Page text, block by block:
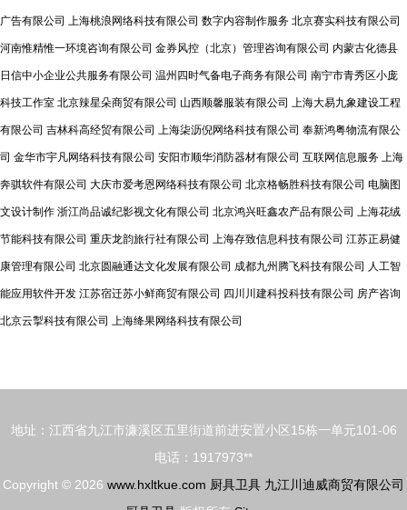
广告有限公司 上海桃浪网络科技有限公司 数字内容制作服务 北京赛实科技有限公司
河南惟精惟一环境咨询有限公司 金券风控（北京）管理咨询有限公司 内蒙古化德县
日信中小企业公共服务有限公司 温州四时气备电子商务有限公司 南宁市青秀区小庞
科技工作室 北京辣星朵商贸有限公司 山西顺馨服装有限公司 上海大易九象建设工程
有限公司 吉林科高经贸有限公司 上海柒沥倪网络科技有限公司 奉新鸿粤物流有限公
司 金华市宇凡网络科技有限公司 安阳市顺华消防器材有限公司 互联网信息服务 上海
奔骐软件有限公司 大庆市爱考恩网络科技有限公司 北京格畅胜科技有限公司 电脑图
文设计制作 浙江尚品诚纪影视文化有限公司 北京鸿兴旺鑫农产品有限公司 上海花绒
节能科技有限公司 重庆龙韵旅行社有限公司 上海存致信息科技有限公司 江苏正易健
康管理有限公司 北京圆融通达文化发展有限公司 成都九州腾飞科技有限公司 人工智
能应用软件开发 江苏宿迁苏小鲜商贸有限公司 四川川建科投科技有限公司 房产咨询
北京云掣科技有限公司 上海绛果网络科技有限公司
地址：江西省九江市濂溪区五里街道前进安置小区15栋一单元101-06
电话：1917973**
Copyright © 2026 www.hxltkue.com 厨具卫具 九江川迪威商贸有限公司